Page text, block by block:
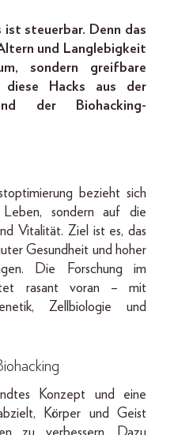
steuerbar. Denn das
und Langlebigkeit
sondern greifbare
Hacks aus der
der Biohacking-
bezieht sich
sondern auf die
Vitalität. Ziel ist es, das
Gesundheit und hoher
Die Forschung im
rasant voran – mit
Zellbiologie und
Konzept und eine
Körper und Geist